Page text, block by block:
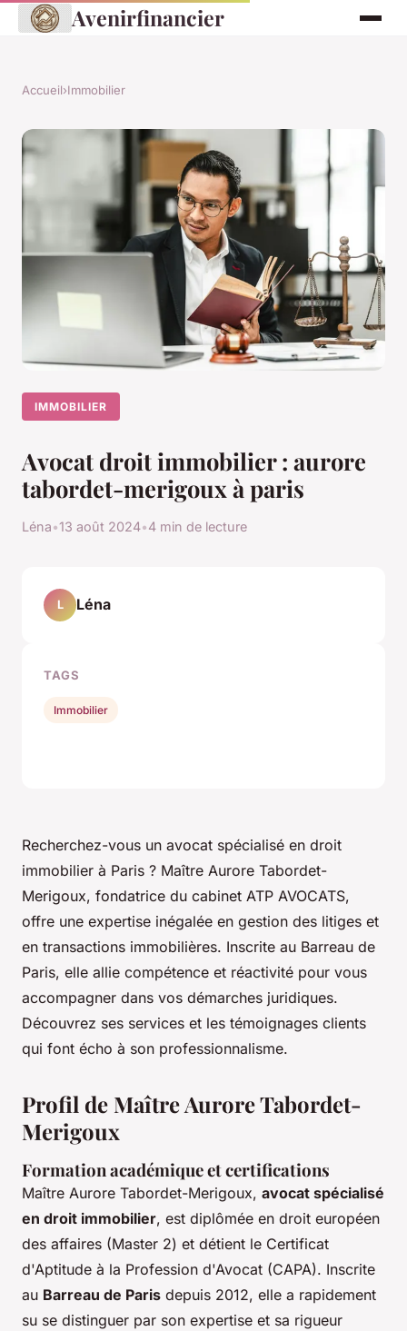
Avenirfinancier
Accueil›Immobilier
IMMOBILIER
Avocat droit immobilier : aurore
tabordet-merigoux à paris
Léna•13 août 2024•4 min de lecture
Recherchez-vous un avocat spécialisé en droit
immobilier à Paris ? Maître Aurore Tabordet-
Merigoux, fondatrice du cabinet ATP AVOCATS,
offre une expertise inégalée en gestion des litiges et
en transactions immobilières. Inscrite au Barreau de
Paris, elle allie compétence et réactivité pour vous
accompagner dans vos démarches juridiques.
Découvrez ses services et les témoignages clients
qui font écho à son professionnalisme.
Profil de Maître Aurore Tabordet-
Merigoux
Formation académique et certifications
Maître Aurore Tabordet-Merigoux, avocat spécialisé
en droit immobilier, est diplômée en droit européen
des affaires (Master 2) et détient le Certificat
d'Aptitude à la Profession d'Avocat (CAPA). Inscrite
au Barreau de Paris depuis 2012, elle a rapidement
su se distinguer par son expertise et sa rigueur
L Léna
TAGS
Immobilier